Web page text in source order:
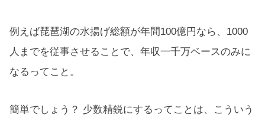
例えば琵琶湖の水揚げ総額が年間100億円なら、1000
人までを従事させることで、年収一千万ベースのみに
なるってこと。
簡単でしょう？ 少数精鋭にするってことは、こういう